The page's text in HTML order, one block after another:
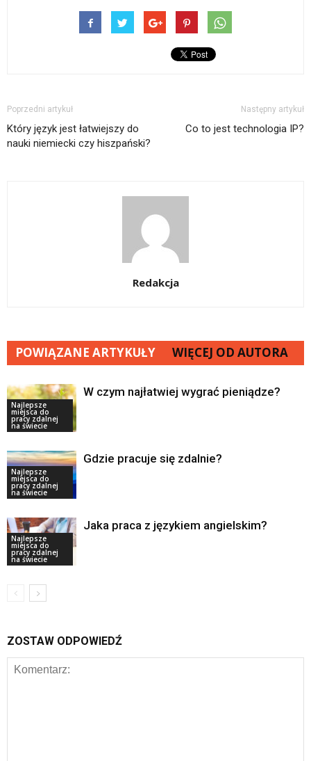
Poprzedni artykuł
Który język jest łatwiejszy do
nauki niemiecki czy hiszpański?
Następny artykuł
Co to jest technologia IP?
Redakcja
POWIĄZANE ARTYKUŁY WIĘCEJ OD AUTORA
Najlepsze
miejsca do
pracy zdalnej
na świecie
W czym najłatwiej wygrać pieniądze?
Najlepsze
miejsca do
pracy zdalnej
na świecie
Gdzie pracuje się zdalnie?
Najlepsze
miejsca do
pracy zdalnej
na świecie
Jaka praca z językiem angielskim?
ZOSTAW ODPOWIEDŹ